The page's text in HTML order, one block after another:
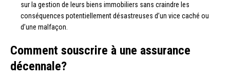
sur la gestion de leurs biens immobiliers sans craindre les
conséquences potentiellement désastreuses d’un vice caché ou
d’une malfaçon.
Comment souscrire à une assurance
décennale?